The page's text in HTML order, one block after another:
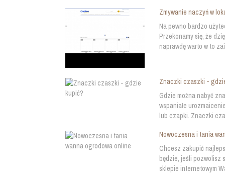
Zmywanie naczyń w
Na pewno bardzo
Przekonamy się, że
naprawdę warto w to
Znaczki czaszki -
Gdzie można nabyć
wspaniałe
lub czapki. Znaczki
Nowoczesna i tania
Chcesz zakupić
będzie, jeśli pozwolisz
sklepie internetowym